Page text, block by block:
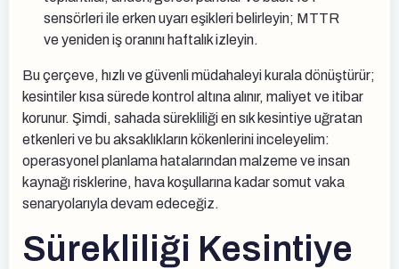
sensörleri ile erken uyarı eşikleri belirleyin; MTTR
ve yeniden iş oranını haftalık izleyin.
Bu çerçeve, hızlı ve güvenli müdahaleyi kurala dönüştürür;
kesintiler kısa sürede kontrol altına alınır, maliyet ve itibar
korunur. Şimdi, sahada sürekliliği en sık kesintiye uğratan
etkenleri ve bu aksaklıkların kökenlerini inceleyelim:
operasyonel planlama hatalarından malzeme ve insan
kaynağı risklerine, hava koşullarına kadar somut vaka
senaryolarıyla devam edeceğiz.
Sürekliliği Kesintiye